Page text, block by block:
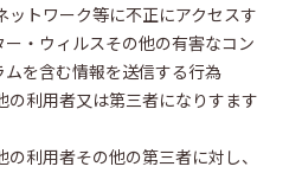
ットワーク等に不正にアクセスす
・ウィルスその他の有害なコン
を含む情報を送信する行為
の利用者又は第三者になりすます
の利用者その他の第三者に対し、